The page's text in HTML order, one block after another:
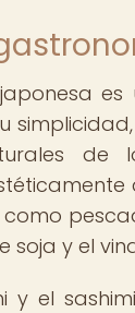
de
soja y el
y el